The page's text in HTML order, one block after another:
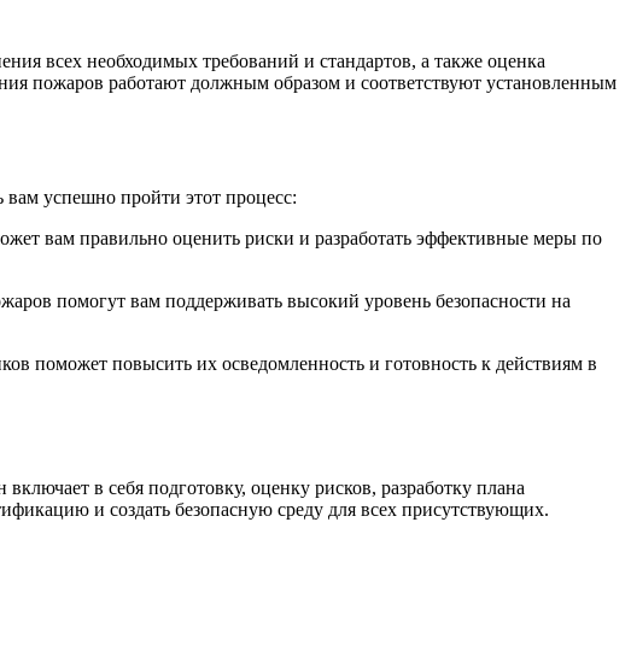
всех необходимых требований и стандартов, а также оценка
пожаров работают должным образом и соответствуют установленным
вам успешно пройти этот процесс:
вам правильно оценить риски и разработать эффективные меры по
помогут вам поддерживать высокий уровень безопасности на
поможет повысить их осведомленность и готовность к действиям в
в себя подготовку, оценку рисков, разработку плана
и создать безопасную среду для всех присутствующих.